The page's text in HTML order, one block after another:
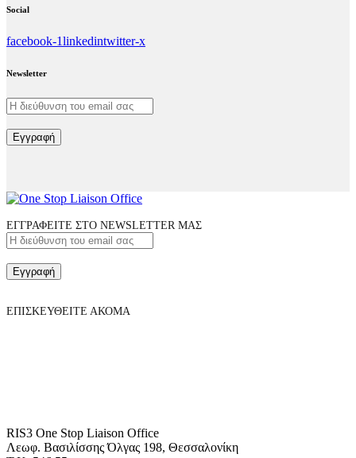
Social
facebook-1linkedintwitter-x
Newsletter
Εγγραφή
ΕΓΓΡΑΦΕΙΤΕ ΣΤΟ NEWSLETTER ΜΑΣ
Εγγραφή
ΕΠΙΣΚΕΥΘΕΙΤΕ ΑΚΟΜΑ
RIS3 One Stop Liaison Office
Λεωφ. Βασιλίσσης Όλγας 198, Θεσσαλονίκη